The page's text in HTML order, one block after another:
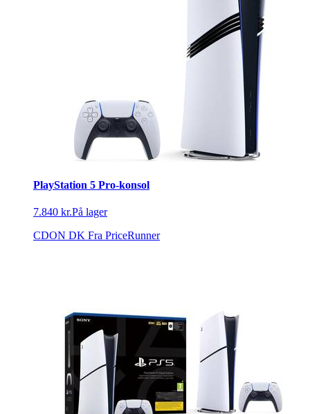
PlayStation 5 Pro-konsol
7.840 kr.På lager
CDON DK Fra PriceRunner